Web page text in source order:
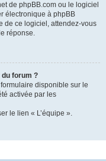
de phpBB.com ou le logiciel
électronique à phpBB
de ce logiciel, attendez-vous
réponse.
forum ?
disponible sur le
activée par les
le lien « L’équipe ».